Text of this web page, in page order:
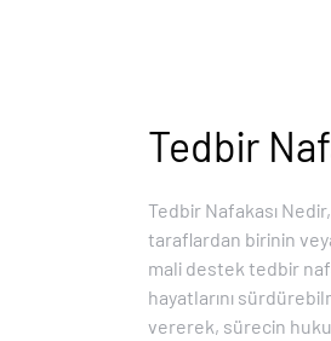
Tedbir
Tedbir Nafakası
taraflardan birinin
mali destek tedbir
hayatlarını
vererek, sürecin